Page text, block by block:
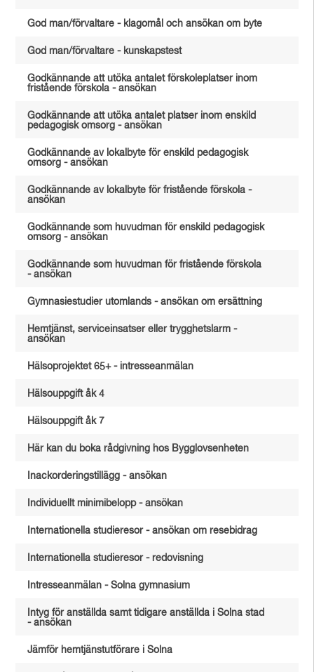
God man/förvaltare - klagomål och ansökan om byte
God man/förvaltare - kunskapstest
Godkännande att utöka antalet förskoleplatser inom
fristående förskola - ansökan
Godkännande att utöka antalet platser inom enskild
pedagogisk omsorg - ansökan
Godkännande av lokalbyte för enskild pedagogisk
omsorg - ansökan
Godkännande av lokalbyte för fristående förskola -
ansökan
Godkännande som huvudman för enskild pedagogisk
omsorg - ansökan
Godkännande som huvudman för fristående förskola
- ansökan
Gymnasiestudier utomlands - ansökan om ersättning
Hemtjänst, serviceinsatser eller trygghetslarm -
ansökan
Hälsoprojektet 65+ - intresseanmälan
Hälsouppgift åk 4
Hälsouppgift åk 7
Här kan du boka rådgivning hos Bygglovsenheten
Inackorderingstillägg - ansökan
Individuellt minimibelopp - ansökan
Internationella studieresor - ansökan om resebidrag
Internationella studieresor - redovisning
Intresseanmälan - Solna gymnasium
Intyg för anställda samt tidigare anställda i Solna stad
- ansökan
Jämför hemtjänstutförare i Solna